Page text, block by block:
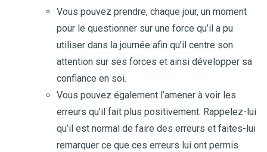
Vous pouvez prendre, chaque jour, un moment
pour le questionner sur une force qu’il a pu
utiliser dans la journée afin qu’il centre son
attention sur ses forces et ainsi développer sa
confiance en soi.
Vous pouvez également l’amener à voir les
erreurs qu’il fait plus positivement. Rappelez-lui
qu’il est normal de faire des erreurs et faites-lui
remarquer ce que ces erreurs lui ont permis